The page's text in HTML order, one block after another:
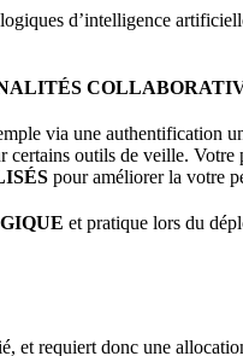
d’intelligence
via une authentification
outils de veille.
pour améliorer la votre
et pratique lors du
et requiert donc une